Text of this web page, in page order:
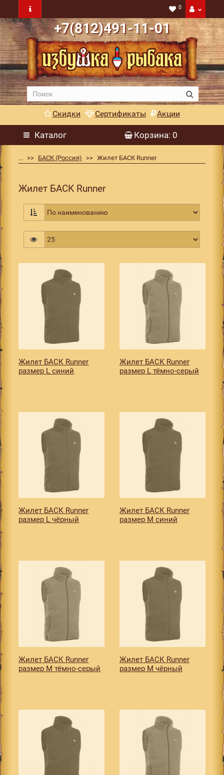
0
+7(812)491-11-01
Скидки Сертификаты Акции
Каталог Корзина: 0
... БАСК (Россия) Жилет БАСК Runner
Жилет БАСК Runner
Жилет БАСК Runner
размер L синий
Жилет БАСК Runner
размер L тёмно-серый
Жилет БАСК Runner
размер L чёрный
Жилет БАСК Runner
размер M синий
Жилет БАСК Runner
размер M тёмно-серый
Жилет БАСК Runner
размер M чёрный